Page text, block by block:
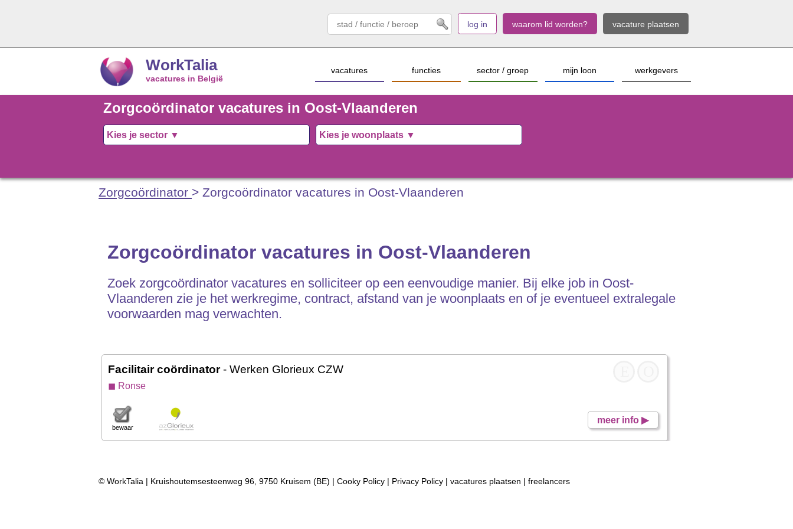
vacature plaatsen
waarom lid worden?
log in
WorkTalia
vacatures in België
werkgevers
mijn loon
sector / groep
functies
vacatures
Zorgcoördinator vacatures in Oost-Vlaanderen
Zorgcoördinator > Zorgcoördinator vacatures in Oost-Vlaanderen
Zorgcoördinator vacatures in Oost-Vlaanderen
Zoek zorgcoördinator vacatures en solliciteer op een eenvoudige manier. Bij elke job in Oost-
Vlaanderen zie je het werkregime, contract, afstand van je woonplaats en of je eventueel extralegale
voorwaarden mag verwachten.
Facilitair coördinator- Werken Glorieux CZW
◼ Ronse
meer info ▶
bewaar
© WorkTalia | Kruishoutemsesteenweg 96, 9750 Kruisem (BE) | Cooky Policy | Privacy Policy | vacatures plaatsen | freelancers